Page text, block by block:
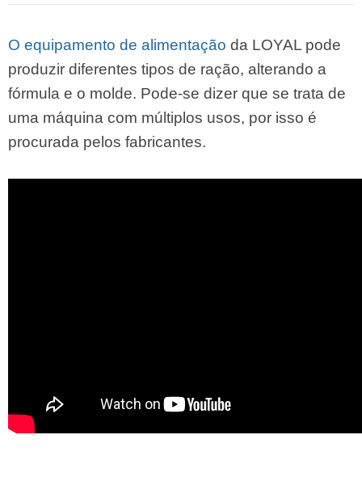
O equipamento de alimentação da LOYAL pode
produzir diferentes tipos de ração, alterando a
fórmula e o molde. Pode-se dizer que se trata de
uma máquina com múltiplos usos, por isso é
procurada pelos fabricantes.